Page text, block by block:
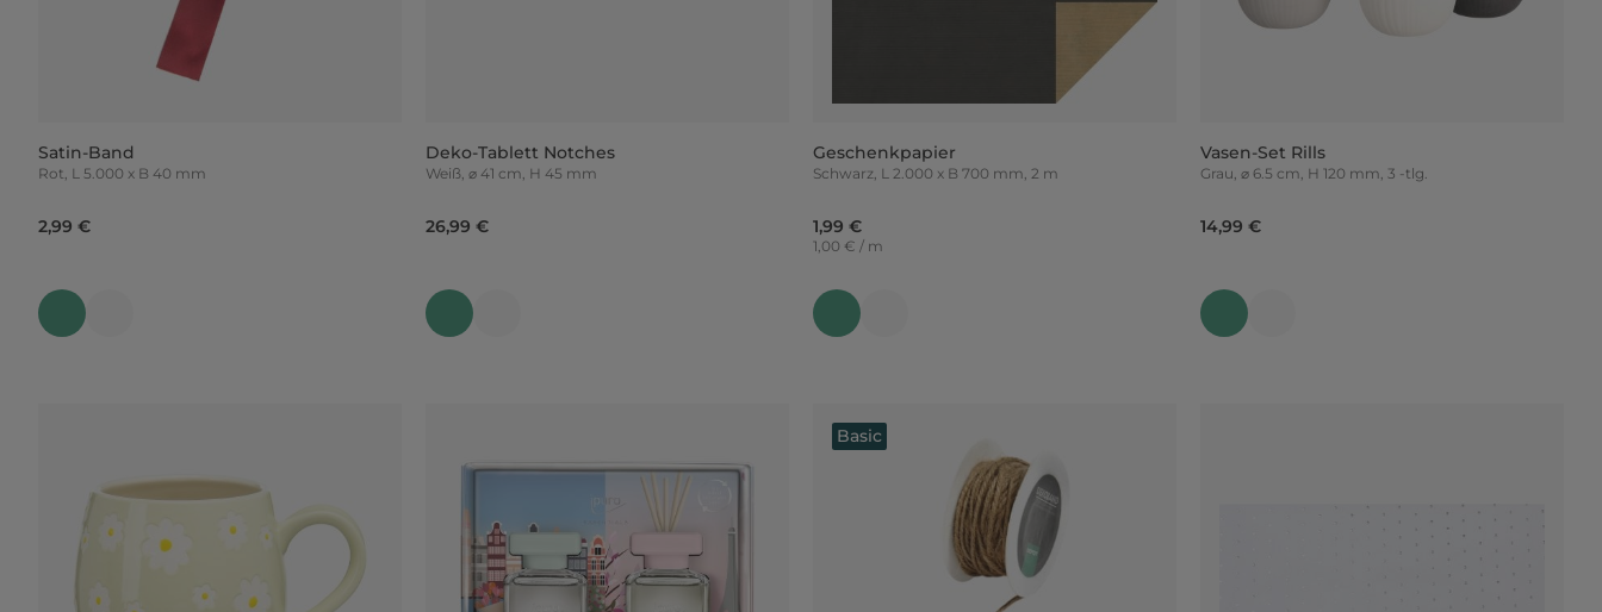
Satin-Band
Rot, L 5.000 x B 40 mm
2,99 €
Deko-Tablett Notches
Weiß, ⌀ 41 cm, H 45 mm
26,99 €
Geschenkpapier
Schwarz, L 2.000 x B 700 mm, 2 m
1,99 €
1,00 € / m
Vasen-Set Rills
Grau, ⌀ 6.5 cm, H 120 mm, 3 -tlg.
14,99 €
Basic